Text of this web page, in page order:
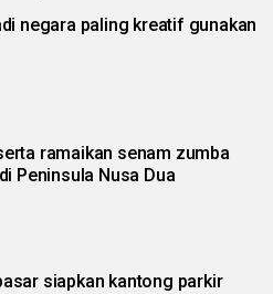
negara paling kreatif gunakan
ramaikan senam zumba
Peninsula Nusa Dua
siapkan kantong parkir